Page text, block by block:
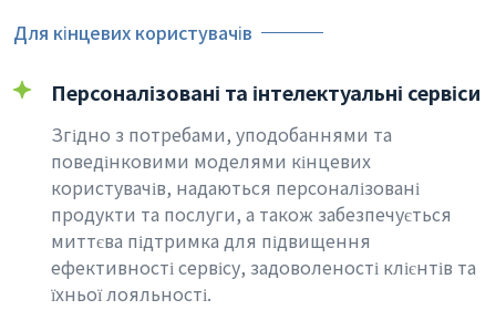
Для кінцевих користувачів
Персоналізовані та інтелектуальні сервіси
Згідно з потребами, уподобаннями та
поведінковими моделями кінцевих
користувачів, надаються персоналізовані
продукти та послуги, а також забезпечується
миттєва підтримка для підвищення
ефективності сервісу, задоволеності клієнтів та
їхньої лояльності.